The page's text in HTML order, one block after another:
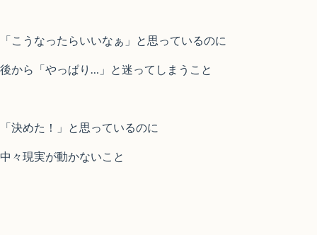
「こうなったらいいなぁ」と思っているのに
後から「やっぱり…」と迷ってしまうこと
「決めた！」と思っているのに
中々現実が動かないこと